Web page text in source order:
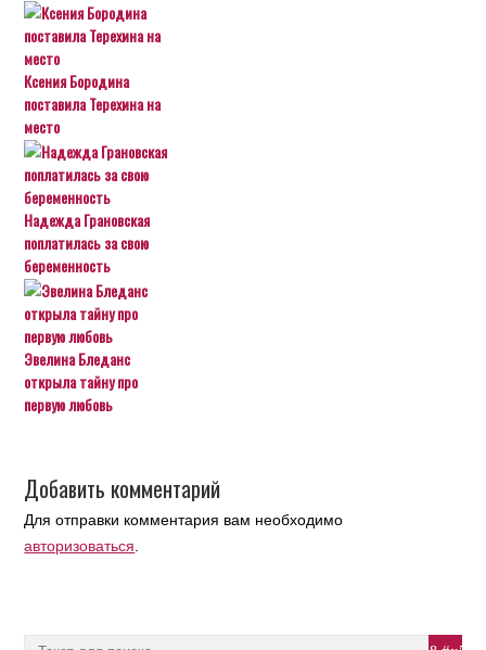
Ксения Бородина
поставила Терехина на
место
Надежда Грановская
поплатилась за свою
беременность
Эвелина Бледанс
открыла тайну про
первую любовь
Добавить комментарий
Для отправки комментария вам необходимо
авторизоваться